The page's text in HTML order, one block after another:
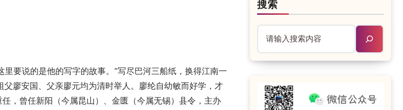
里要说的是他的写字的故事。“写尽巴河三船纸，换得江南一
父廖安国、父亲廖元均为清时举人。廖纶自幼敏而好学，才
，曾任新阳（今属昆山）、金匮（今属无锡）县令，主办
搜索